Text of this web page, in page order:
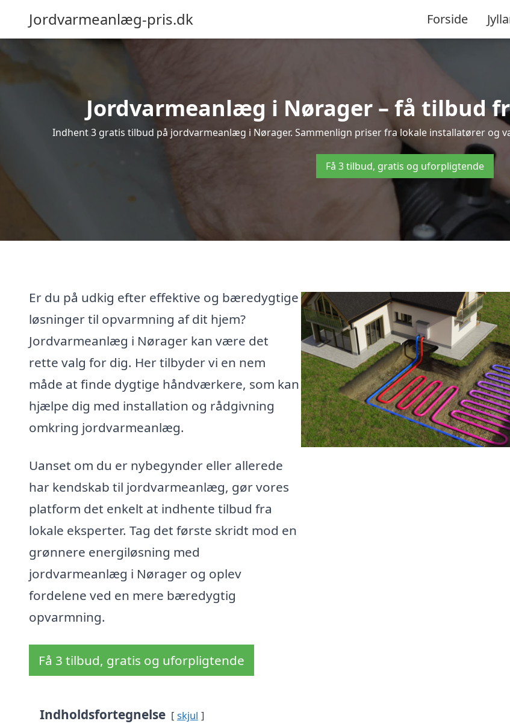
Jordvarmeanlæg-pris.dk Forside
Jordvarmeanlæg i Nørager – få tilbud
Indhent 3 gratis tilbud på jordvarmeanlæg i Nørager. Sammenlign priser fra lokale installatører
Få 3 tilbud, gratis og uforpligtende
Er du på udkig efter effektive og bæredygtige
løsninger til opvarmning af dit hjem?
Jordvarmeanlæg i Nørager kan være det
rette valg for dig. Her tilbyder vi en nem
måde at finde dygtige håndværkere, som kan
hjælpe dig med installation og rådgivning
omkring jordvarmeanlæg.
Uanset om du er nybegynder eller allerede
har kendskab til jordvarmeanlæg, gør vores
platform det enkelt at indhente tilbud fra
lokale eksperter. Tag det første skridt mod en
grønnere energiløsning med
jordvarmeanlæg i Nørager og oplev
fordelene ved en mere bæredygtig
opvarmning.
Få 3 tilbud, gratis og uforpligtende
Indholdsfortegnelse skjul